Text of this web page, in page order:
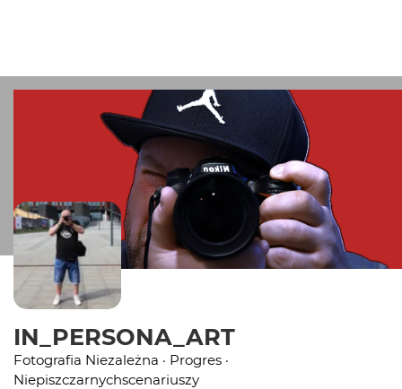
IN_PERSONA_ART
Fotografia Niezależna · Progres ·
Niepiszczarnychscenariuszy